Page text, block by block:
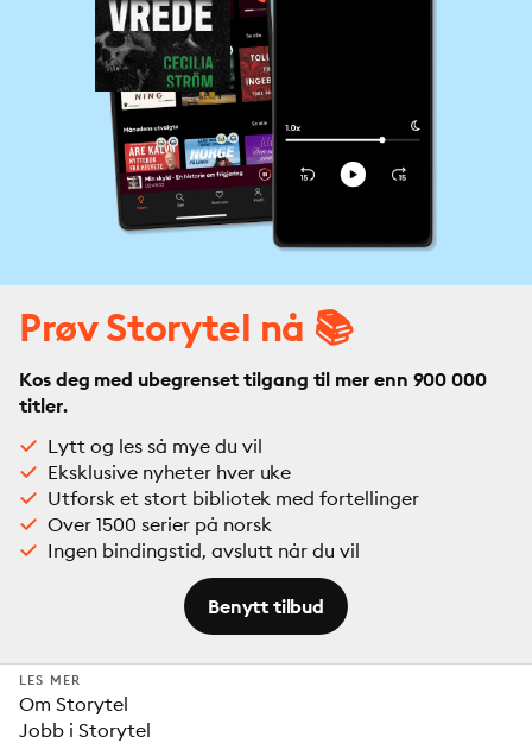
Prøv Storytel nå 📚
Kos deg med ubegrenset tilgang til mer enn 900 000
titler.
Lytt og les så mye du vil
Eksklusive nyheter hver uke
Utforsk et stort bibliotek med fortellinger
Over 1500 serier på norsk
Ingen bindingstid, avslutt når du vil
Benytt tilbud
LES MER
Om Storytel
Jobb i Storytel